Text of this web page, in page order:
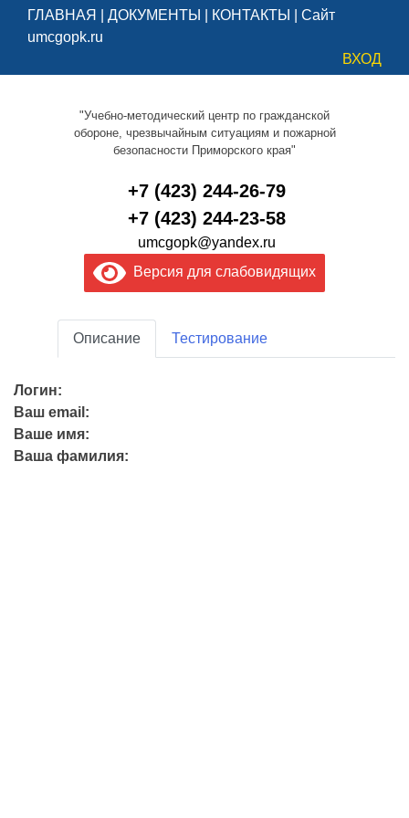
ГЛАВНАЯ ДОКУМЕНТЫ КОНТАКТЫ
Сайт
umcgopk.ru
ВХОД
"Учебно-методический центр по гражданской
обороне, чрезвычайным ситуациям и пожарной
безопасности Приморского края"
+7 (423) 244-26-79
+7 (423) 244-23-58
umcgopk@yandex.ru
Версия для слабовидящих
Описание Тестирование
Логин:
Ваш email:
Ваше имя:
Ваша фамилия: